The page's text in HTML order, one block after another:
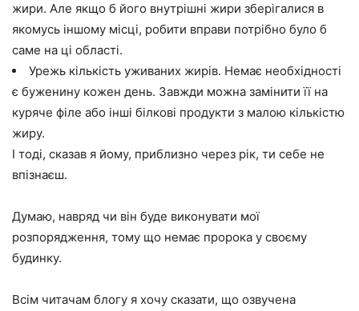
жири. Але якщо б його внутрішні жири зберігалися в
якомусь іншому місці, робити вправи потрібно було б
саме на ці області.
Урежь кількість уживаних жирів. Немає необхідності
є буженину кожен день. Завжди можна замінити її на
куряче філе або інші білкові продукти з малою кількістю
жиру.
І тоді, сказав я йому, приблизно через рік, ти себе не
впізнаєш.
Думаю, навряд чи він буде виконувати мої
розпорядження, тому що немає пророка у своєму
будинку.
Всім читачам блогу я хочу сказати, що озвучена